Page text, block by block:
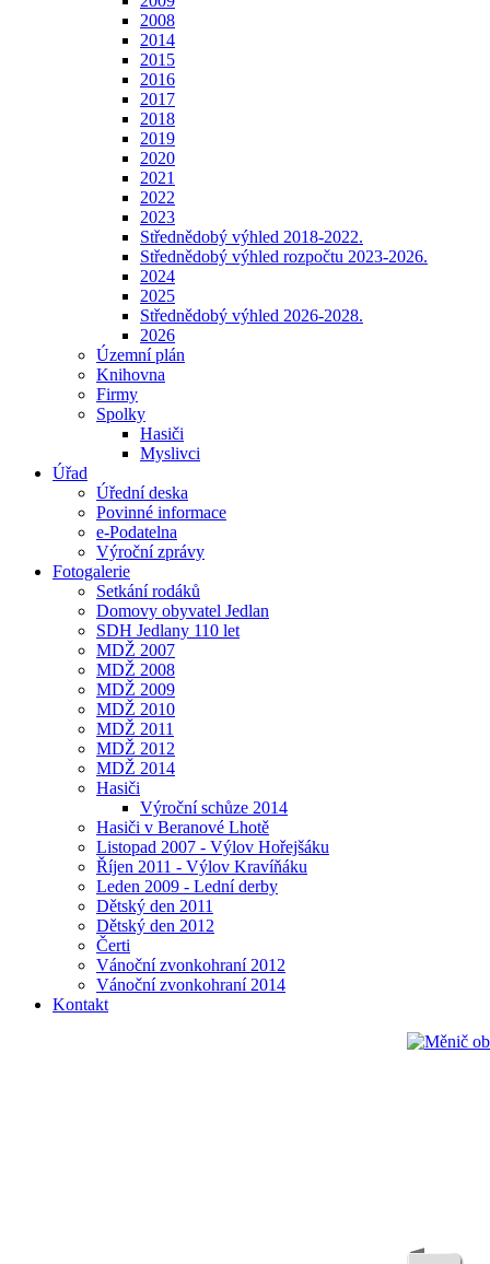
2008
2014
2015
2016
2017
2018
2019
2020
2021
2022
2023
Střednědobý výhled 2018-2022.
Střednědobý výhled rozpočtu 2023-2026.
2024
2025
Střednědobý výhled 2026-2028.
2026
Územní plán
Knihovna
Firmy
Spolky
Hasiči
Myslivci
Úřad
Úřední deska
Povinné informace
e-Podatelna
Výroční zprávy
Fotogalerie
Setkání rodáků
Domovy obyvatel Jedlan
SDH Jedlany 110 let
MDŽ 2007
MDŽ 2008
MDŽ 2009
MDŽ 2010
MDŽ 2011
MDŽ 2012
MDŽ 2014
Hasiči
Výroční schůze 2014
Hasiči v Beranové Lhotě
Listopad 2007 - Výlov Hořejšáku
Říjen 2011 - Výlov Kravíňáku
Leden 2009 - Lední derby
Dětský den 2011
Dětský den 2012
Čerti
Vánoční zvonkohraní 2012
Vánoční zvonkohraní 2014
Kontakt